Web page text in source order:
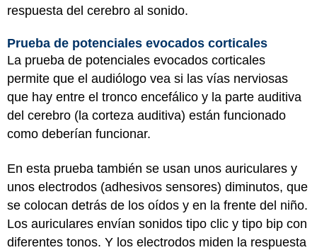
respuesta del cerebro al sonido.
Prueba de potenciales evocados corticales
La prueba de potenciales evocados corticales
permite que el audiólogo vea si las vías nerviosas
que hay entre el tronco encefálico y la parte auditiva
del cerebro (la corteza auditiva) están funcionado
como deberían funcionar.
En esta prueba también se usan unos auriculares y
unos electrodos (adhesivos sensores) diminutos, que
se colocan detrás de los oídos y en la frente del niño.
Los auriculares envían sonidos tipo clic y tipo bip con
diferentes tonos. Y los electrodos miden la respuesta